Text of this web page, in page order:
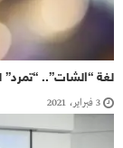
لغة “الشات”..
3 فبراير، 2021